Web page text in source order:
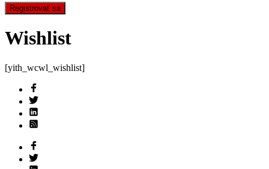
Registrovať sa
Wishlist
[yith_wcwl_wishlist]